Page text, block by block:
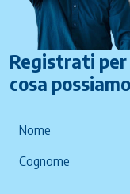
Registrati per
cosa